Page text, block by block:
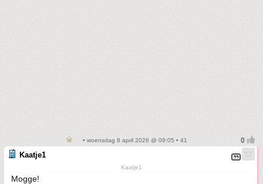
• woensdag 8 april 2026 @ 09:05 • 41
Kaatje1
Kaatje1
Mogge!